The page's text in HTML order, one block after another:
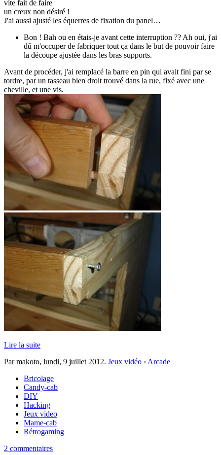
vite fait de faire
un creux non désiré !
J'ai aussi ajusté les équerres de fixation du panel…
Bon ! Bah ou en étais-je avant cette interruption ?? Ah oui, j'ai
dû m'occuper de fabriquer tout ça dans le but de pouvoir faire
la découpe ajustée dans les bras supports.
Avant de procéder, j'ai remplacé la barre en pin qui avait fini par se
tordre, par un tasseau bien droit trouvé dans la rue, fixé avec une
cheville, et une vis.
Lire la suite
Par makoto, lundi, 9 juillet 2012. Jeux vidéo › Arcade
Bricolage
Candy-cab
DIY
Hacking
Jeux video
Mame-cab
Rétrogaming
2 commentaires